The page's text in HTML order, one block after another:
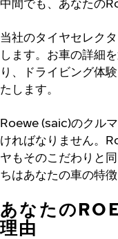
当社のタイヤセレク
します。お車の詳細
り、ドライビング体
たします。
Roewe (saic)のクル
ければなりません。
ヤもそのこだわりと
ちはあなたの車の特
あなたの
理由